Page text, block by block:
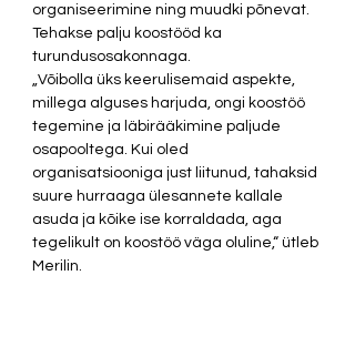
organiseerimine ning muudki põnevat.
Tehakse palju koostööd ka
turundusosakonnaga.
„Võibolla üks keerulisemaid aspekte,
millega alguses harjuda, ongi koostöö
tegemine ja läbirääkimine paljude
osapooltega. Kui oled
organisatsiooniga just liitunud, tahaksid
suure hurraaga ülesannete kallale
asuda ja kõike ise korraldada, aga
tegelikult on koostöö väga oluline,“ ütleb
Merilin.